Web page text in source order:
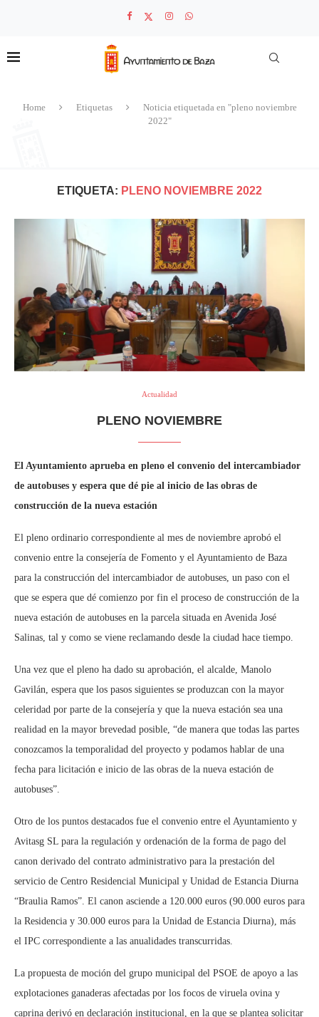
Home Etiquetas
Noticia etiquetada en "pleno noviembre
2022"
ETIQUETA: PLENO NOVIEMBRE 2022
Actualidad
PLENO NOVIEMBRE
El Ayuntamiento aprueba en pleno el convenio del intercambiador
de autobuses y espera que dé pie al inicio de las obras de
construcción de la nueva estación
El pleno ordinario correspondiente al mes de noviembre aprobó el
convenio entre la consejería de Fomento y el Ayuntamiento de Baza
para la construcción del intercambiador de autobuses, un paso con el
que se espera que dé comienzo por fin el proceso de construcción de la
nueva estación de autobuses en la parcela situada en Avenida José
Salinas, tal y como se viene reclamando desde la ciudad hace tiempo.
Una vez que el pleno ha dado su aprobación, el alcalde, Manolo
Gavilán, espera que los pasos siguientes se produzcan con la mayor
celeridad por parte de la consejería y que la nueva estación sea una
realidad en la mayor brevedad posible, “de manera que todas las partes
conozcamos la temporalidad del proyecto y podamos hablar de una
fecha para licitación e inicio de las obras de la nueva estación de
autobuses”.
Otro de los puntos destacados fue el convenio entre el Ayuntamiento y
Avitasg SL para la regulación y ordenación de la forma de pago del
canon derivado del contrato administrativo para la prestación del
servicio de Centro Residencial Municipal y Unidad de Estancia Diurna
“Braulia Ramos”. El canon asciende a 120.000 euros (90.000 euros para
la Residencia y 30.000 euros para la Unidad de Estancia Diurna), más
el IPC correspondiente a las anualidades transcurridas.
La propuesta de moción del grupo municipal del PSOE de apoyo a las
explotaciones ganaderas afectadas por los focos de viruela ovina y
caprina derivó en declaración institucional, en la que se plantea solicitar